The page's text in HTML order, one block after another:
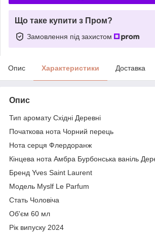
Що таке купити з Пром?
Замовлення під захистом
Опис Характеристики Доставка
Опис
Тип аромату Східні Деревні
Початкова нота Чорний перець
Нота серця Флердоранж
Кінцева нота Амбра Бурбонська ваніль
Бренд Yves Saint Laurent
Модель Myslf Le Parfum
Стать Чоловіча
Об'єм 60 мл
Рік випуску 2024